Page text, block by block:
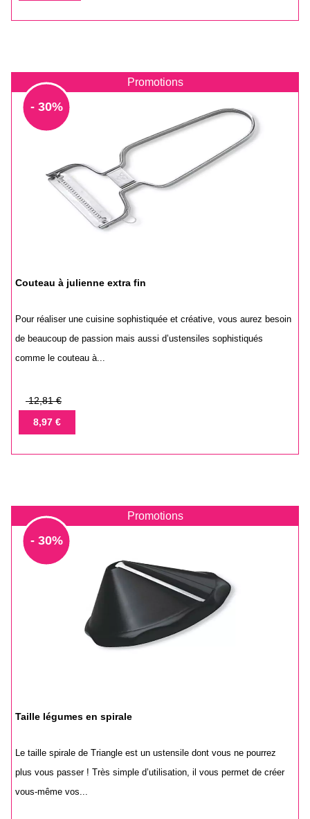
base
Promotions
- 30%
Couteau à julienne extra fin
Pour réaliser une cuisine sophistiquée et créative, vous aurez besoin
de beaucoup de passion mais aussi d’ustensiles sophistiqués
comme le couteau à...
Prix
base
12,81 €
Prix8,97 €
Promotions
- 30%
Taille légumes en spirale
Le taille spirale de Triangle est un ustensile dont vous ne pourrez
plus vous passer ! Très simple d’utilisation, il vous permet de créer
vous-même vos...